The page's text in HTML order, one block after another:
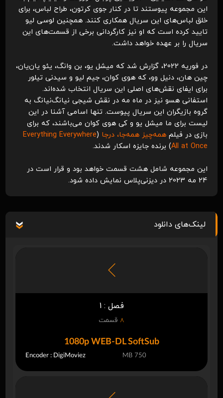
این مجموعه پیوستند تا در کنار جوی کرتون، طراح لباس، برای
خلق لباس‌های این سریال همکاری کنند. همچنین لوسی لیو
تایید کرده است که او نیز کارگردانی برخی از قسمت‌های این
سریال را بر عهده خواهد داشت.
در فوریه 2022، گزارش شد که میشل یو، بن وانگ، یئو یان‌یان،
چین هان، دنیل وو، که هوی کوان، جیم لیو و سیدنی تیلور
برای ایفای نقش‌های اصلی این سریال انتخاب شده‌اند.
استفانی هسو نیز در ماه مه در نقش شیجی نیانگ‌نیانگ به
گروه بازیگران این سریال پیوست. تنها اسامی آشنا در این
لیست برای ما میشل یو و کی هوی کوان می‌باشند، که برای
بازی در فیلمهمه‌چیز همه‌جا، درجا (
Everything Everywhere
All at Once) برنده جایزه اسکار شدند.
این مجموعه شامل هشت قسمت خواهد بود و قرار است در
24 مه 2023 در دیزنی‌پلاس نمایش داده شود.
لینک‌های دانلود
فصل : 1
8 قسمت
1080p WEB-DL SoftSub
Encoder : DigiMoviez 750 MB